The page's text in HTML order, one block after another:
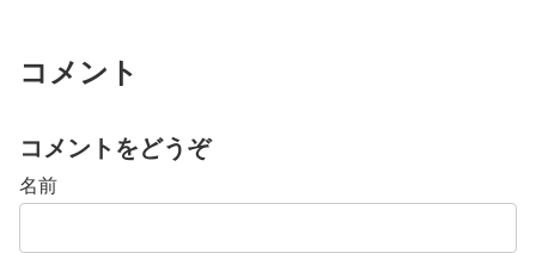
コメント
コメントをどうぞ
名前